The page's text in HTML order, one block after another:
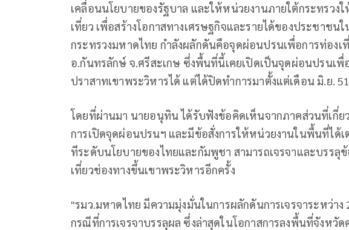
เคลื่อนนโยบายของรัฐบาล และให้หน่วยงานภายใต้กระทรว
เที่ยว เพื่อสร้างโอกาสทางเศรษฐกิจและรายได้ของประชาช
กระทรวงมหาดไทย กำลังผลักดันคือจุดผ่อนปรนเพื่อการท่องเ
อ.กันทรลักษ์ จ.ศรีสะเกษ ซึ่งพื้นที่นี้เคยเปิดเป็นจุดผ่อนปรนเ
ปราสาทเขาพระวิหารได้ แต่ได้ปิดทำการมาตั้งแต่เดือน มิ.ย.
โดยที่ผ่านมา นายอนุทิน ได้รับฟังข้อคิดเห็นจากภาคส่วนที่เกี่ย
การเปิดจุดผ่อนปรนฯ และมีข้อสั่งการให้หน่วยงานในพื้นที่ได้
ทีระดับนโยบายของไทยและกัมพูชา สามารถเจรจาและบรรลุ
เที่ยวช่องทางขึ้นเขาพระวิหารอีกครั้ง
"รมว.มหาดไทย มีความมุ่งมั่นในการผลักดันการเจรจาระหว่าง
กรณีที่การเจรจาบรรลุผล ซึ่งล่าสุดในโอกาสการลงพื้นที่จังหวั